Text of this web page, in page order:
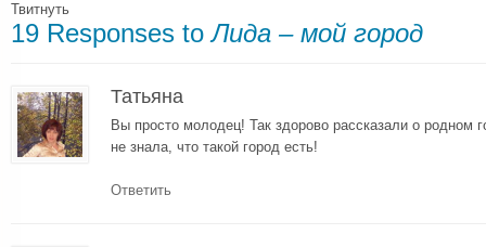
Твитнуть
19 Responses toЛида – мой город
Татьяна
Вы просто молодец! Так здорово рассказали о родном
не знала, что такой город есть!
Ответить